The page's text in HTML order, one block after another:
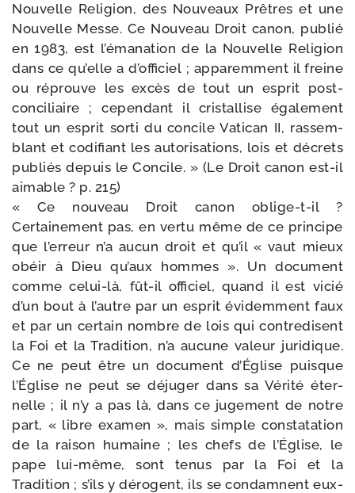
Nouvelle Religion, des Nouveaux Prêtres et une
Nouvelle Messe. Ce Nouveau Droit canon, publié
en 1983, est l’émanation de la Nouvelle Religion
dans ce qu’elle a d’officiel ; appa­rem­ment il freine
ou réprouve les excès de tout un esprit post-​
conciliaire ; cepen­dant il cris­tal­lise éga­le­ment
tout un esprit sor­ti du concile Vatican II, ras­sem­
blant et codi­fiant les auto­ri­sa­tions, lois et décrets
publiés depuis le Concile. » (Le Droit canon est-​il
aimable ? p. 215)
« Ce nou­veau Droit canon oblige-​t-​il ?
Certainement pas, en ver­tu même de ce prin­cipe
que l’erreur n’a aucun droit et qu’il « vaut mieux
obéir à Dieu qu’aux hommes ». Un docu­ment
comme celui-​là, fût-​il offi­ciel, quand il est vicié
d’un bout à l’autre par un esprit évi­dem­ment faux
et par un cer­tain nombre de lois qui contre­disent
la Foi et la Tradition, n’a aucune valeur juri­dique.
Ce ne peut être un docu­ment d’Église puisque
l’Église ne peut se déju­ger dans sa Vérité éter­
nelle ; il n’y a pas là, dans ce juge­ment de notre
part, « libre exa­men », mais simple consta­ta­tion
de la rai­son humaine ; les chefs de l’Église, le
pape lui-​même, sont tenus par la Foi et la
Tradition ; s’ils y dérogent, ils se condamnent eux-​